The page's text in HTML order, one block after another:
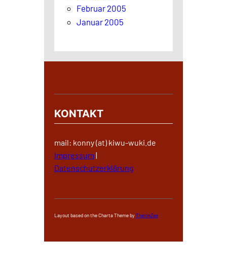
Februar 2005
Januar 2005
KONTAKT
mail: konny (at) kiwu-wuki.de
Impressum |
Datenschutzerklärung
Layout based on the Charta Theme byThemeZee